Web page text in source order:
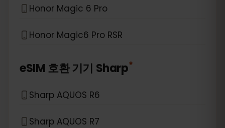
Honor Magic 6 Pro
Honor Magic6 Pro RSR
eSIM 호환 기기 Sharp*
Sharp AQUOS R6
Sharp AQUOS R7